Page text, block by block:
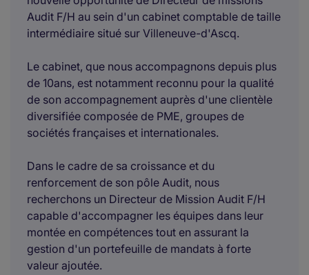
Audit F/H au sein d'un cabinet comptable de taille
intermédiaire situé sur Villeneuve-d'Ascq.
Le cabinet, que nous accompagnons depuis plus
de 10ans, est notamment reconnu pour la qualité
de son accompagnement auprès d'une clientèle
diversifiée composée de PME, groupes de
sociétés françaises et internationales.
Dans le cadre de sa croissance et du
renforcement de son pôle Audit, nous
recherchons un Directeur de Mission Audit F/H
capable d'accompagner les équipes dans leur
montée en compétences tout en assurant la
gestion d'un portefeuille de mandats à forte
valeur ajoutée.